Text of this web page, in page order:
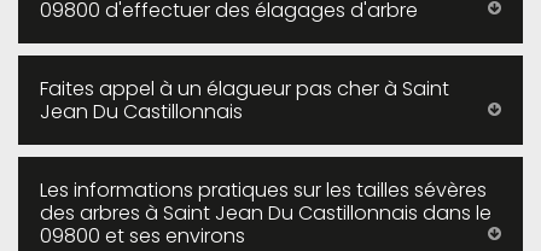
09800 d'effectuer des élagages d'arbre
Faites appel à un élagueur pas cher à Saint
Jean Du Castillonnais
Les informations pratiques sur les tailles sévères
des arbres à Saint Jean Du Castillonnais dans le
09800 et ses environs